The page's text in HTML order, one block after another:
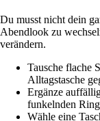
Du musst nicht dein
Abendlook zu
verändern.
Tausche flache
Alltagstasche
Ergänze
funkelnden
Wähle eine